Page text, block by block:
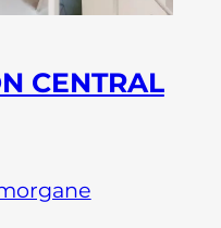
CENTRAL